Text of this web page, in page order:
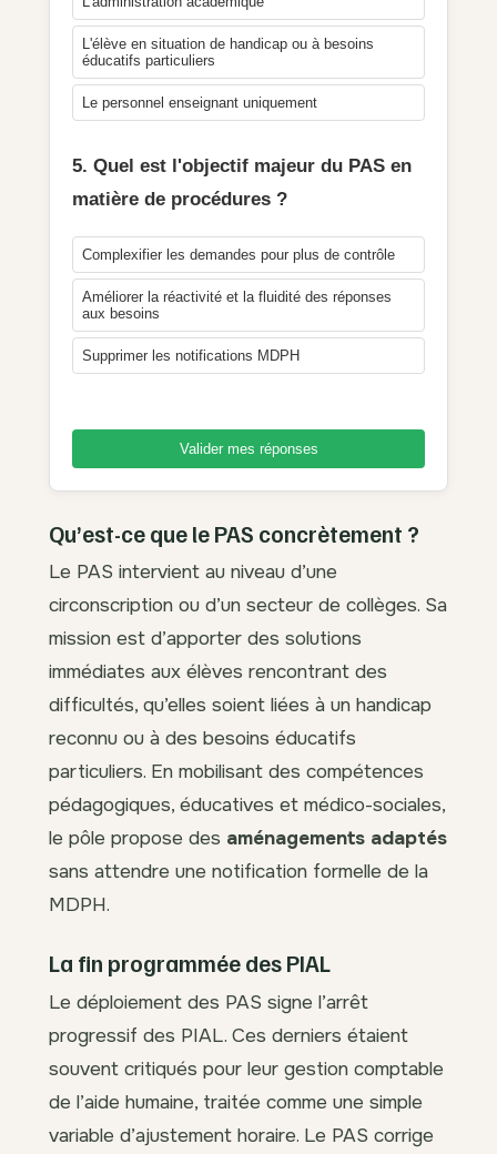
L'élève en situation de handicap ou à besoins
éducatifs particuliers
Le personnel enseignant uniquement
5. Quel est l'objectif majeur du PAS en
matière de procédures ?
Complexifier les demandes pour plus de contrôle
Améliorer la réactivité et la fluidité des réponses
aux besoins
Supprimer les notifications MDPH
Valider mes réponses
Qu’est-ce que le PAS concrètement ?
Le PAS intervient au niveau d’une
circonscription ou d’un secteur de collèges. Sa
mission est d’apporter des solutions
immédiates aux élèves rencontrant des
difficultés, qu’elles soient liées à un handicap
reconnu ou à des besoins éducatifs
particuliers. En mobilisant des compétences
pédagogiques, éducatives et médico-sociales,
le pôle propose des aménagements adaptés
sans attendre une notification formelle de la
MDPH.
La fin programmée des PIAL
Le déploiement des PAS signe l’arrêt
progressif des PIAL. Ces derniers étaient
souvent critiqués pour leur gestion comptable
de l’aide humaine, traitée comme une simple
variable d’ajustement horaire. Le PAS corrige